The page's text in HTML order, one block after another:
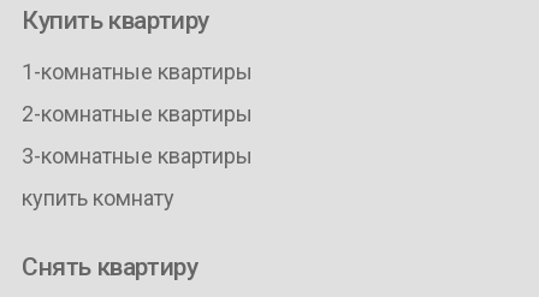
Купить квартиру
1-комнатные квартиры
2-комнатные квартиры
3-комнатные квартиры
купить комнату
Снять квартиру